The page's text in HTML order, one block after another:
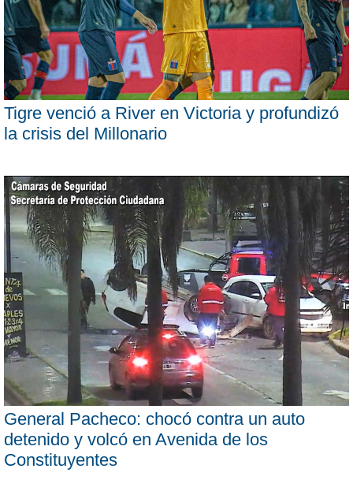
Tigre venció a River en Victoria y profundizó
la crisis del Millonario
General Pacheco: chocó contra un auto
detenido y volcó en Avenida de los
Constituyentes